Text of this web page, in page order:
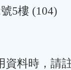
5樓 (104)
資料時，請